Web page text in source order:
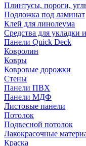
Плинтусы, пороги,
Подложка под ламинат
Клей для линолеума
Средства для укладки
Панели Quick Deck
Ковролин
Ковры
Ковровые дорожки
Стены
Панели ПВХ
Панели МДФ
Листовые панели
Потолок
Подвесной потолок
Лакокрасочные
Краска